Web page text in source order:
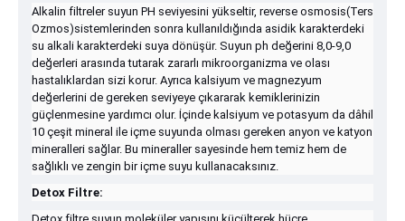
Alkalin filtreler suyun PH seviyesini yükseltir, reverse osmosis(Ters
Ozmos)sistemlerinden sonra kullanıldığında asidik karakterdeki
su alkali karakterdeki suya dönüşür. Suyun ph değerini 8,0-9,0
değerleri arasında tutarak zararlı mikroorganizma ve olası
hastalıklardan sizi korur. Ayrıca kalsiyum ve magnezyum
değerlerini de gereken seviyeye çıkararak kemiklerinizin
güçlenmesine yardımcı olur. İçinde kalsiyum ve potasyum da dâhil
10 çeşit mineral ile içme suyunda olması gereken anyon ve katyon
mineralleri sağlar. Bu mineraller sayesinde hem temiz hem de
sağlıklı ve zengin bir içme suyu kullanacaksınız.
Detox Filtre: